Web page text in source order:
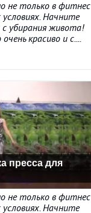
не только в фитнес
Начните
с убирания живота!
красиво и с....
пресса для
не только в фитнес
Начните